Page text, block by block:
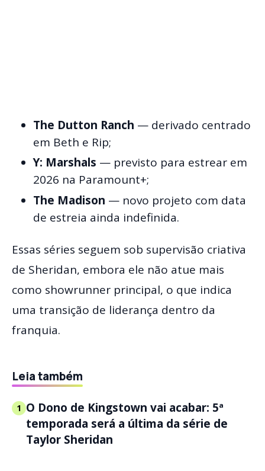
The Dutton Ranch — derivado centrado
em Beth e Rip;
Y: Marshals — previsto para estrear em
2026 na Paramount+;
The Madison — novo projeto com data
de estreia ainda indefinida.
Essas séries seguem sob supervisão criativa
de Sheridan, embora ele não atue mais
como showrunner principal, o que indica
uma transição de liderança dentro da
franquia.
Leia também
1 O Dono de Kingstown vai acabar: 5ª
temporada será a última da série de
Taylor Sheridan